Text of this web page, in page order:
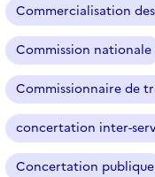
Commercialisation
Commission nationale
Commissionnaire de
concertation inter-
Concertation publique